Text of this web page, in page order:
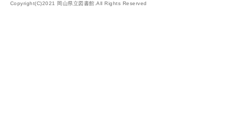
Copyright(C)2021 岡山県立図書館.All Rights Reserved